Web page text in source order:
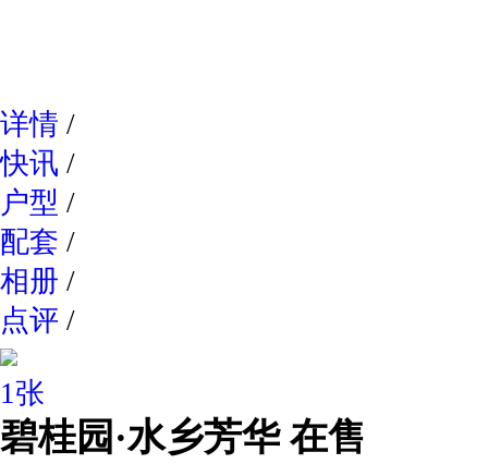
详情 /
快讯 /
户型 /
配套 /
相册 /
点评 /
1张
碧桂园·水乡芳华 在售